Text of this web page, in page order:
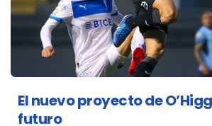
El nuevo proyecto de
futuro